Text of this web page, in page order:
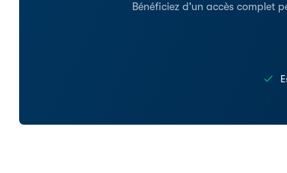
Bénéficiez d'un accès complet